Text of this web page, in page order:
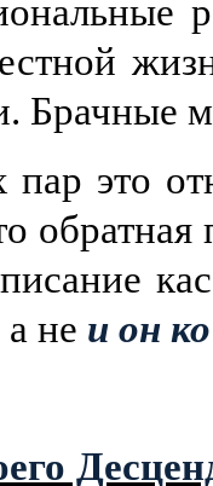
Брачные
пар это
обратная
не и он